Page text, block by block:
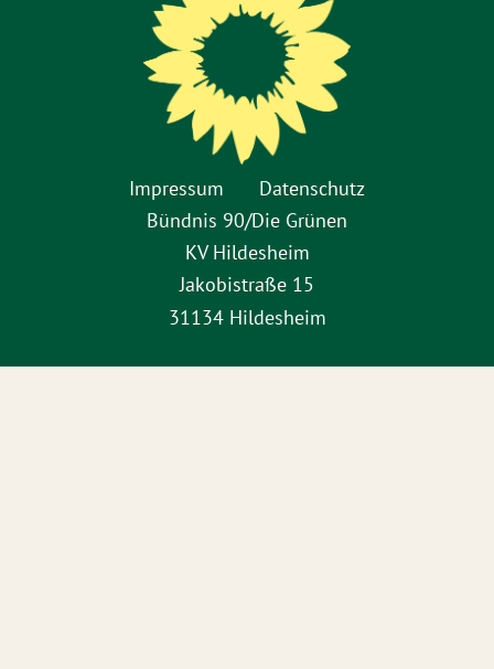
Impressum
Datenschutz
Bündnis 90/Die Grünen
KV Hildesheim
Jakobistraße 15
31134 Hildesheim